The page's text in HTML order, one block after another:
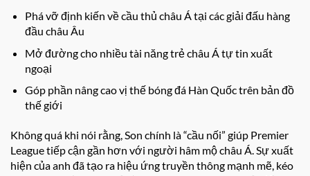
Phá vỡ định kiến về cầu thủ châu Á tại các giải đấu hàng
đầu châu Âu
Mở đường cho nhiều tài năng trẻ châu Á tự tin xuất
ngoại
Góp phần nâng cao vị thế bóng đá Hàn Quốc trên bản đồ
thế giới
Không quá khi nói rằng, Son chính là “cầu nối” giúp Premier
League tiếp cận gần hơn với người hâm mộ châu Á. Sự xuất
hiện của anh đã tạo ra hiệu ứng truyền thông mạnh mẽ, kéo